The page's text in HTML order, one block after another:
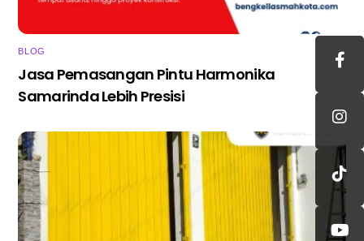
BLOG
Jasa Pemasangan Pintu Harmonika
Samarinda Lebih Presisi